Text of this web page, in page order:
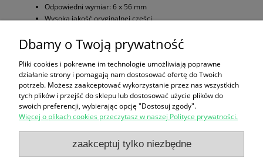
Odpowiedni wymiar: 6 x 56 mm
Wysoka jakość oryginalnej części
Wybierz sprawdzone części, by zapewnić maksymalną skuteczność
i bezpieczeństwo swojej odśnieżarki!
Zakupy
Pomoc
Polecamy
Dbamy o Twoją prywatność
Pliki cookies i pokrewne im technologie umożliwiają poprawne
działanie strony i pomagają nam dostosować ofertę do Twoich
potrzeb. Możesz zaakceptować wykorzystanie przez nas wszystkich
tych plików i przejść do sklepu lub dostosować użycie plików do
swoich preferencji, wybierając opcję "Dostosuj zgody".
Więcej o plikach cookies przeczytasz w naszej Polityce prywatności.
zaakceptuj tylko niezbędne